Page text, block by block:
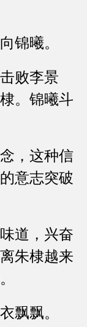
锦曦。
败李景
。锦曦斗
，这种信
意志突破
道，兴奋
朱棣越来
飘飘。